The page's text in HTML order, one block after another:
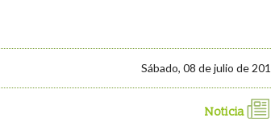
Sábado, 08 de julio de
Noticia